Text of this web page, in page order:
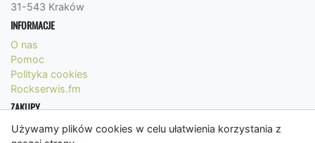
Używamy plików cookies w celu ułatwienia korzystania z
31-543 Kraków
INFORMACJE
O nas
Pomoc
Polityka cookies
Rockserwis.fm
ZAKUPY
Formy płatności